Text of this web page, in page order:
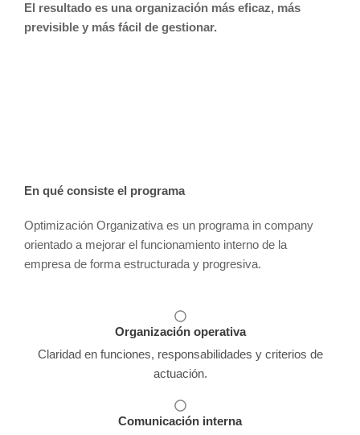
El resultado es una organización más eficaz, más
previsible y más fácil de gestionar.
En qué consiste el programa
Optimización Organizativa es un programa in company
orientado a mejorar el funcionamiento interno de la
empresa de forma estructurada y progresiva.
Organización operativa
Claridad en funciones, responsabilidades y criterios de
actuación.
Comunicación interna